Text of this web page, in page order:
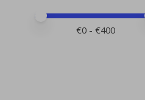
Minimale prijswaarde
Price maximum value
€0 - €400